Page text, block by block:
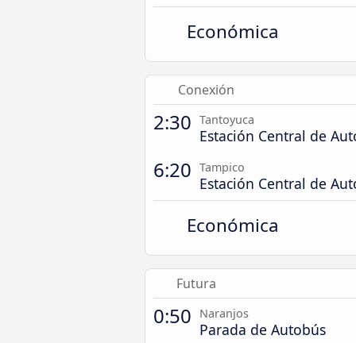
Económica
Conexión
2:30 Tantoyuca
Estación Central de
6:20 Tampico
Estación Central de
Económica
Futura
0:50 Naranjos
Parada de Autobús